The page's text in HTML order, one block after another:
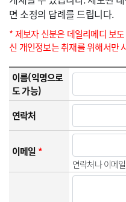
면 소정의 답례를 드립니다.
* 제보자 신분은 데일리메디 보
신 개인정보는 취재를 위해서만
이름(익명으로
도 가능)
연락처
이메일*
연락처나 이메